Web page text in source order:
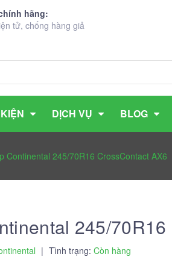
hãng:
tử, chống hàng giả
DỊCH VỤ BLOG
Continental 245/70R16 CrossContact AX6
245/
| Tình trạng: Còn hàng